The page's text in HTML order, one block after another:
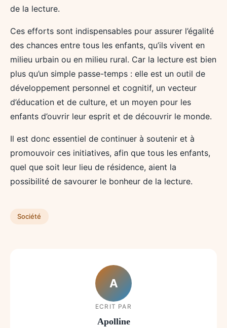
de la lecture.
Ces efforts sont indispensables pour assurer l’égalité
des chances entre tous les enfants, qu’ils vivent en
milieu urbain ou en milieu rural. Car la lecture est bien
plus qu’un simple passe-temps : elle est un outil de
développement personnel et cognitif, un vecteur
d’éducation et de culture, et un moyen pour les
enfants d’ouvrir leur esprit et de découvrir le monde.
Il est donc essentiel de continuer à soutenir et à
promouvoir ces initiatives, afin que tous les enfants,
quel que soit leur lieu de résidence, aient la
possibilité de savourer le bonheur de la lecture.
Société
A
ECRIT PAR
Apolline